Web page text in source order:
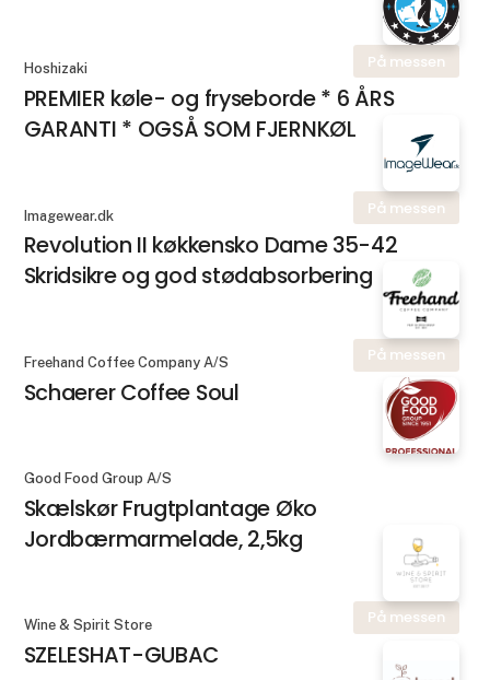
På messen
Hoshizaki
PREMIER køle- og fryseborde * 6 ÅRS
GARANTI * OGSÅ SOM FJERNKØL
På messen
Imagewear.dk
Revolution II køkkensko Dame 35-42
Skridsikre og god stødabsorbering
På messen
Freehand Coffee Company A/S
Schaerer Coffee Soul
Good Food Group A/S
Skælskør Frugtplantage Øko
Jordbærmarmelade, 2,5kg
På messen
Wine & Spirit Store
SZELESHAT-GUBAC